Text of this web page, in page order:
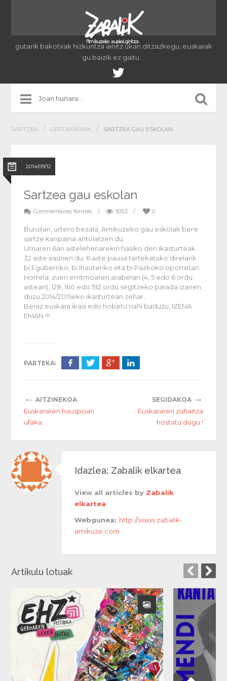
gutarik bakotxak hizkuntza ainitz ukan ditzazkegu, euskarak
gu baizik ez gaitu …
SARTZEA / GERTAKARIAK / SARTZEA GAU ESKOLAN
2014/09/12
Sartzea gau eskolan
Commentaires fermés / 3053 / 0
Buruilan, urtero bezala, Amikuzeko gau eskolak bere
sartze kanpaina antolatzen du.
Urriaren 6an astelehenarekin hasiko den ikasturteak
32 aste iraunen du, 6 aste pausa tartekatuko direlarik :
bi Eguberriko, bi Ihauteriko eta bi Pazkoko oporretan.
Horrela, zuen erritmoaren araberan (4, 5 edo 6 ordu
astean), 128, 160 edo 192 ordu segitzeko parada izanen
duzu 2014/2015eko ikasturtean zehar.
Beraz euskara ikasi edo hobetu nahi baduzu, IZENA
EMAN !!!
PARTEKA:
← AITZINEKOA
Euskararen hauspoari
ufaka
SEGIDAKOA →
Euskararen zuhaitza
hostatu dugu !
Idazlea: Zabalik elkartea
View all articles by Zabalik
elkartea
Webgunea: http://www.zabalik-
amikuze.com
Artikulu lotuak